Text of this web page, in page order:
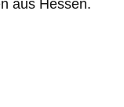
aus Hessen.